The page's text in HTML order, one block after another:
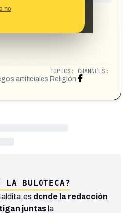
no
share/r/182MAqY75w/
artificiales
TOPICS:
Religión
CHANNELS:
LA BULOTECA?
donde la redacción
juntas la